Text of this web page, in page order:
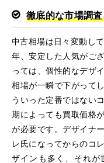
徹底的な市場調
中古相場は日々変動し
年、安定した人気がご
っては、個性的なデザ
相場が一瞬で下がって
ういった定番ではない
期によっても買取価格
が必要です。デザイナ
レ氏になってからのコ
ザインも多く、それが